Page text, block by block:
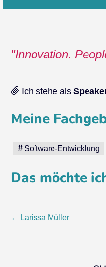
Innovation.
Ich stehe als
Meine
Software-Entwicklung
Das möchte
Post
← Larissa Müller